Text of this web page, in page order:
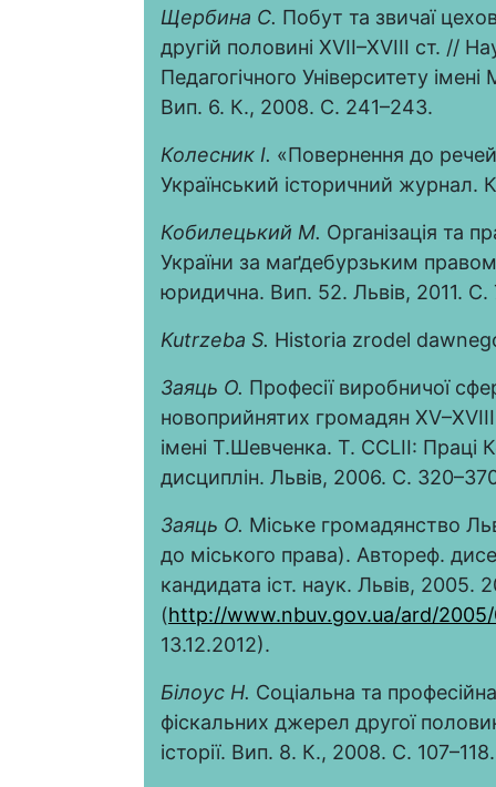
Щербина С. Побут та звичаї
другій половині XVII–XVIII ст. //
Педагогічного Університету
Вип. 6. К., 2008. С. 241–243.
Колесник І. «Повернення до
Український історичний журнал.
Кобилецький М. Організація та
України за маґдебурзьким
юридична. Вип. 52. Львів, 2011. С.
Kutrzeba S. Historia zrodel
Заяць О. Професії виробничої
новоприйнятих громадян
імені Т.Шевченка. Т. CCLII: Праці
дисциплін. Львів, 2006. С.
Заяць О. Міське громадянство
до міського права). Автореф.
кандидата іст. наук. Львів, 2005.
(http://www.nbuv.gov.ua/ard/
13.12.2012).
Білоус Н. Соціальна та
фіскальних джерел другої
історії. Вип. 8. К., 2008. С. 107–118.